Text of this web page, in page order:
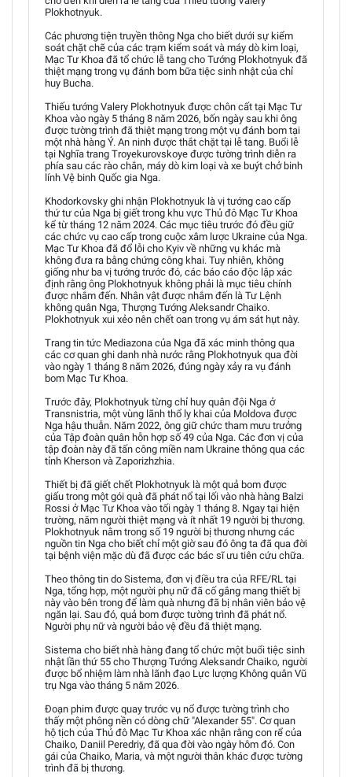
Plokhotnyuk.
Các phương tiện truyền thông Nga cho biết dưới sự kiểm
soát chặt chẽ của các trạm kiểm soát và máy dò kim loại,
Mạc Tư Khoa đã tổ chức lễ tang cho Tướng Plokhotnyuk đã
thiệt mạng trong vụ đánh bom bữa tiệc sinh nhật của chỉ
huy Bucha.
Thiếu tướng Valery Plokhotnyuk được chôn cất tại Mạc Tư
Khoa vào ngày 5 tháng 8 năm 2026, bốn ngày sau khi ông
được tường trình đã thiệt mạng trong một vụ đánh bom tại
một nhà hàng Ý. An ninh được thắt chặt tại lễ tang. Buổi lễ
tại Nghĩa trang Troyekurovskoye được tường trình diễn ra
phía sau các rào chắn, máy dò kim loại và xe buýt chở binh
lính Vệ binh Quốc gia Nga.
Khodorkovsky ghi nhận Plokhotnyuk là vị tướng cao cấp
thứ tư của Nga bị giết trong khu vực Thủ đô Mạc Tư Khoa
kể từ tháng 12 năm 2024. Các mục tiêu trước đó đều giữ
các chức vụ cao cấp trong cuộc xâm lược Ukraine của Nga.
Mạc Tư Khoa đã đổ lỗi cho Kyiv về những vụ khác mà
không đưa ra bằng chứng công khai. Tuy nhiên, không
giống như ba vị tướng trước đó, các báo cáo độc lập xác
định rằng ông Plokhotnyuk không phải là mục tiêu chính
được nhắm đến. Nhân vật được nhắm đến là Tư Lệnh
không quân Nga, Thượng Tướng Aleksandr Chaiko.
Plokhotnyuk xui xẻo nên chết oan trong vụ ám sát hụt này.
Trang tin tức Mediazona của Nga đã xác minh thông qua
các cơ quan ghi danh nhà nước rằng Plokhotnyuk qua đời
vào ngày 1 tháng 8 năm 2026, đúng ngày xảy ra vụ đánh
bom Mạc Tư Khoa.
Trước đây, Plokhotnyuk từng chỉ huy quân đội Nga ở
Transnistria, một vùng lãnh thổ ly khai của Moldova được
Nga hậu thuẫn. Năm 2022, ông giữ chức tham mưu trưởng
của Tập đoàn quân hỗn hợp số 49 của Nga. Các đơn vị của
tập đoàn này đã tấn công miền nam Ukraine thông qua các
tỉnh Kherson và Zaporizhzhia.
Thiết bị đã giết chết Plokhotnyuk là một quả bom được
giấu trong một gói quà đã phát nổ tại lối vào nhà hàng Balzi
Rossi ở Mạc Tư Khoa vào tối ngày 1 tháng 8. Ngay tại hiện
trường, năm người thiệt mạng và ít nhất 19 người bị thương.
Plokhotnyuk nằm trong số 19 người bị thương nhưng các
nguồn tin Nga cho biết chỉ một giờ sau đó ông ta đã qua đời
tại bệnh viện mặc dù đã được các bác sĩ ưu tiên cứu chữa.
Theo thông tin do Sistema, đơn vị điều tra của RFE/RL tại
Nga, tổng hợp, một người phụ nữ đã cố gắng mang thiết bị
này vào bên trong để làm quà nhưng đã bị nhân viên bảo vệ
ngăn lại. Sau đó, quả bom được tường trình đã phát nổ.
Người phụ nữ và người bảo vệ đều đã thiệt mạng.
Sistema cho biết nhà hàng đang tổ chức một buổi tiệc sinh
nhật lần thứ 55 cho Thượng Tướng Aleksandr Chaiko, người
được bổ nhiệm làm nhà lãnh đạo Lực lượng Không quân Vũ
trụ Nga vào tháng 5 năm 2026.
Đoạn phim được quay trước vụ nổ được tường trình cho
thấy một phông nền có dòng chữ "Alexander 55". Cơ quan
hộ tịch của Thủ đô Mạc Tư Khoa xác nhận rằng con rể của
Chaiko, Daniil Peredriy, đã qua đời vào ngày hôm đó. Con
gái của Chaiko, Maria, và một người thân khác được tường
trình đã bị thương.